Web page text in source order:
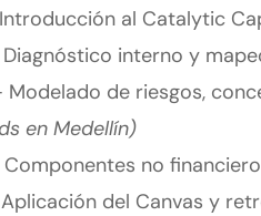
al Catalytic
interno y
de riesgos,
en Medellín)
no
del Canvas y